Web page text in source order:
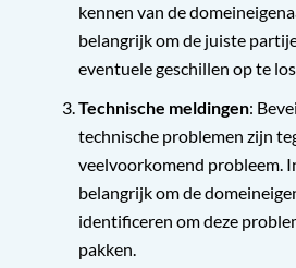
kennen van de
belangrijk om de juiste
eventuele geschillen op te
Technische meldingen:
technische problemen zijn
veelvoorkomend probleem.
belangrijk om de
identificeren om deze
pakken.